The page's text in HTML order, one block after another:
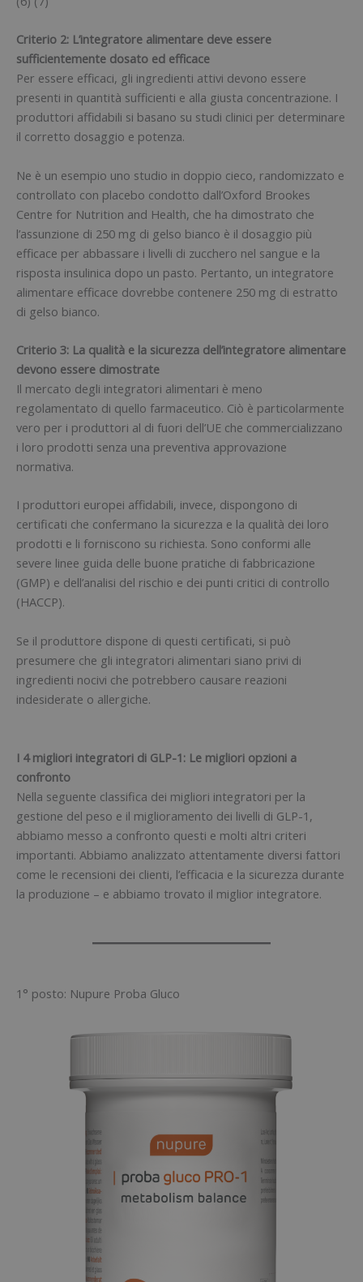
Criterio 2: L’integratore alimentare deve essere
sufficientemente dosato ed efficace
Per essere efficaci, gli ingredienti attivi devono essere
presenti in quantità sufficienti e alla giusta concentrazione. I
produttori affidabili si basano su studi clinici per determinare
il corretto dosaggio e potenza.
Ne è un esempio uno studio in doppio cieco, randomizzato e
controllato con placebo condotto dall’Oxford Brookes
Centre for Nutrition and Health, che ha dimostrato che
l’assunzione di 250 mg di gelso bianco è il dosaggio più
efficace per abbassare i livelli di zucchero nel sangue e la
risposta insulinica dopo un pasto. Pertanto, un integratore
alimentare efficace dovrebbe contenere 250 mg di estratto
di gelso bianco.
Criterio 3: La qualità e la sicurezza dell’integratore alimentare
devono essere dimostrate
Il mercato degli integratori alimentari è meno
regolamentato di quello farmaceutico. Ciò è particolarmente
vero per i produttori al di fuori dell’UE che commercializzano
i loro prodotti senza una preventiva approvazione
normativa.
I produttori europei affidabili, invece, dispongono di
certificati che confermano la sicurezza e la qualità dei loro
prodotti e li forniscono su richiesta. Sono conformi alle
severe linee guida delle buone pratiche di fabbricazione
(GMP) e dell’analisi del rischio e dei punti critici di controllo
(HACCP).
Se il produttore dispone di questi certificati, si può
presumere che gli integratori alimentari siano privi di
ingredienti nocivi che potrebbero causare reazioni
indesiderate o allergiche.
I 4 migliori integratori di GLP-1: Le migliori opzioni a
confronto
Nella seguente classifica dei migliori integratori per la
gestione del peso e il miglioramento dei livelli di GLP-1,
abbiamo messo a confronto questi e molti altri criteri
importanti. Abbiamo analizzato attentamente diversi fattori
come le recensioni dei clienti, l’efficacia e la sicurezza durante
la produzione – e abbiamo trovato il miglior integratore.
1° posto: Nupure Proba Gluco